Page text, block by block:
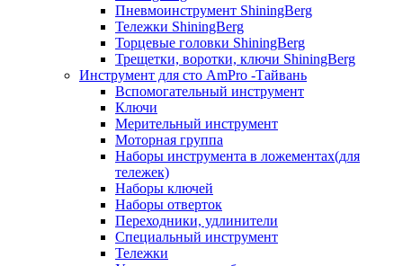
Пневмоинструмент ShiningBerg
Тележки ShiningBerg
Торцевые головки ShiningBerg
Трещетки, воротки, ключи ShiningBerg
Инструмент для сто AmPro -Тайвань
Вспомогательный инструмент
Ключи
Мерительный инструмент
Моторная группа
Наборы инструмента в ложементах(для
тележек)
Наборы ключей
Наборы отверток
Переходники, удлинители
Специальный инструмент
Тележки